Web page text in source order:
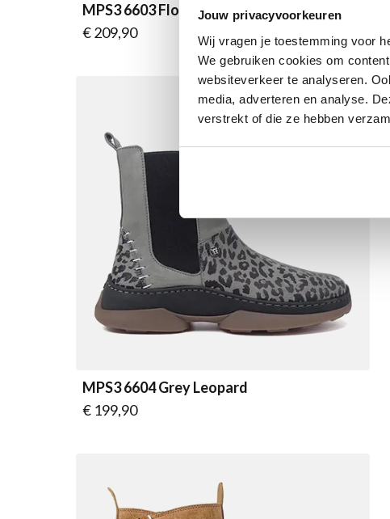
Jouw privacyvoorkeuren
Wij vragen je toestemming voor
We gebruiken cookies om
websiteverkeer te analyseren.
media, adverteren en analyse.
verstrekt of die ze hebben
MPS3 6603 Flowerful Bouquet
Vanaf
€ 209,90
MPS3 6604 Grey Leopard
Vanaf
€ 199,90